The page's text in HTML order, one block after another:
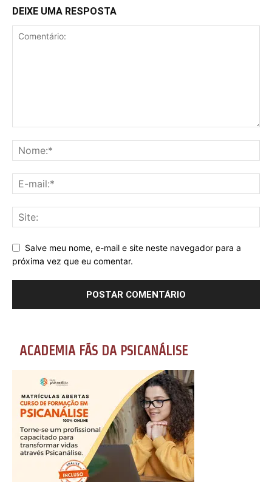
DEIXE UMA RESPOSTA
Salve meu nome, e-mail e site neste navegador para a
próxima vez que eu comentar.
ACADEMIA FÃS DA PSICANÁLISE